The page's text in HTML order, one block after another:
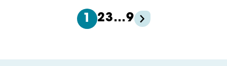
1 23…9